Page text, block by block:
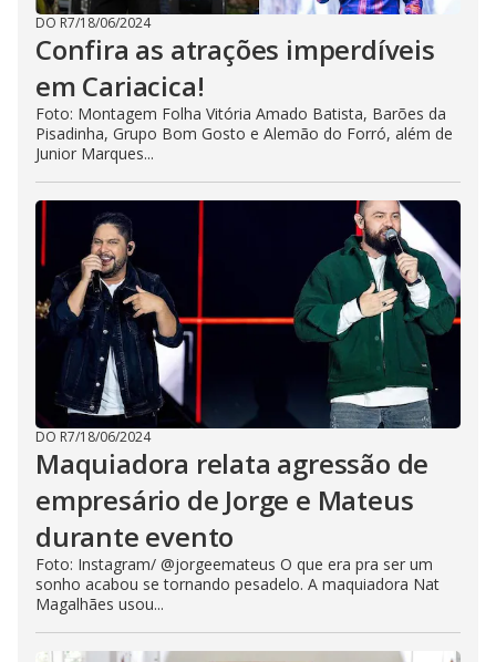
DO R7/18/06/2024
Confira as atrações imperdíveis
em Cariacica!
Foto: Montagem Folha Vitória Amado Batista, Barões da
Pisadinha, Grupo Bom Gosto e Alemão do Forró, além de
Junior Marques...
DO R7/18/06/2024
Maquiadora relata agressão de
empresário de Jorge e Mateus
durante evento
Foto: Instagram/ @jorgeemateus O que era pra ser um
sonho acabou se tornando pesadelo. A maquiadora Nat
Magalhães usou...